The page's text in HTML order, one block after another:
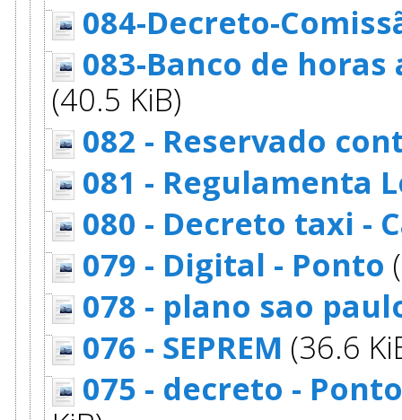
084-Decreto-
083-Banco de
(40.5 KiB)
082 - Reservado
081 - Regulamenta
080 - Decreto taxi -
079 - Digital - Ponto
078 - plano sao
076 - SEPREM (36.6
075 - decreto -